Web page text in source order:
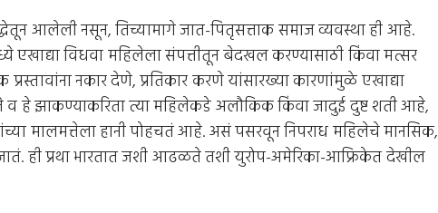
आलेली नसून, तिच्यामागे जात-पितृसत्ताक समाज व्यवस्था ही आहे.
एखाद्या विधवा महिलेला संपत्तीतून बेदखल करण्यासाठी किंवा मत्सर
नकार देणे, प्रतिकार करणे यांसारख्या कारणांमुळे एखाद्या
हे झाकण्याकरिता त्या महिलेकडे अलौकिक किंवा जादुई दुष्ट शती आहे,
मालमत्तेला हानी पोहचतं आहे. असं पसरवून निपराध महिलेचे मानसिक,
ही प्रथा भारतात जशी आढळते तशी युरोप-अमेरिका-आफ्रिकेत देखील